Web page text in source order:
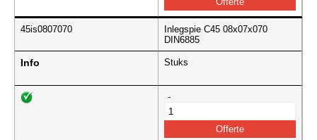
45is0807070
Inlegspie C45 08x07x070
DIN6885
Info Stuks
-